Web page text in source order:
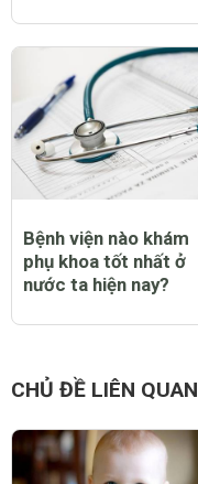
Bệnh viện nào khám
phụ khoa tốt nhất ở
nước ta hiện nay?
CHỦ ĐỀ LIÊN QUAN